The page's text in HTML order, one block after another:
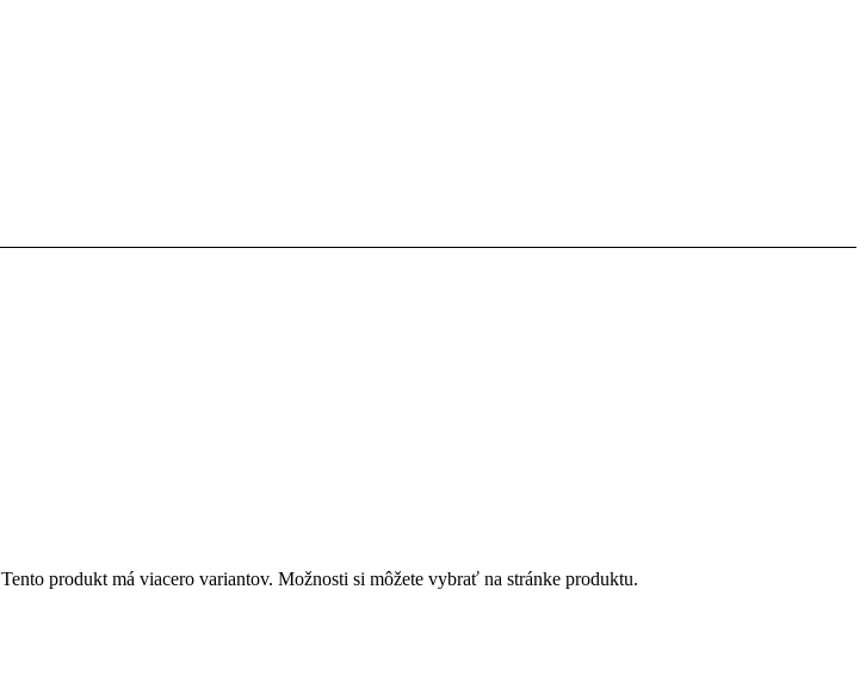
Tento produkt má viacero variantov. Možnosti si môžete vybrať na stránke produktu.